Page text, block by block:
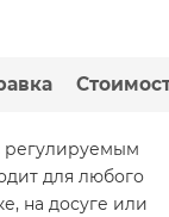
регулируемым
для любого
на досуге или